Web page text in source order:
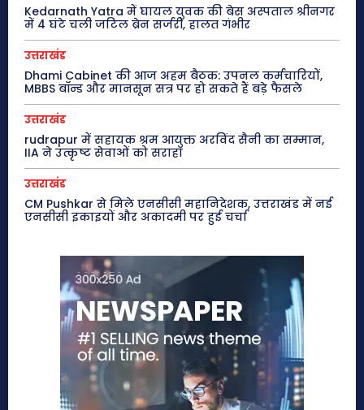
Kedarnath Yatra में घायल युवक की बेस अस्पताल श्रीनगर
में 4 घंटे चली जटिल ब्रेन सर्जरी, हालत गंभीर
उत्तराखंड
Dhami Cabinet की आज अहम बैठक: उपनल कर्मचारियों,
MBBS बॉन्ड और मानसून सत्र पर हो सकते हैं बड़े फैसले
उत्तराखंड
rudrapur में सहायक श्रम आयुक्त अरविंद सैनी का सम्मान,
IIA ने उत्कृष्ट सेवाओं को सराहा
उत्तराखंड
CM Pushkar से मिले एनसीसी महानिदेशक, उत्तराखंड में नई
एनसीसी इकाइयों और अकादमी पर हुई चर्चा